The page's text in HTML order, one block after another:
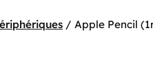
/ Apple Pencil